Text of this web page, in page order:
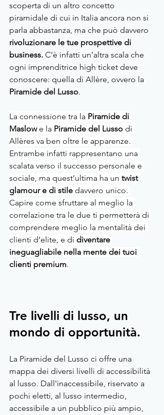
scoperta di un altro concetto
piramidale di cui in Italia ancora non si
parla abbastanza, ma che può davvero
rivoluzionare le tue prospettive di
business. C’è infatti un’altra scala che
ogni imprenditrice high ticket deve
conoscere: quella di Allère, ovvero la
Piramide del Lusso.
La connessione tra la Piramide di
Maslow e la Piramide del Lusso di
Allères va ben oltre le apparenze.
Entrambe infatti rappresentano una
scalata verso il successo personale e
sociale, ma quest’ultima ha un twist
glamour e di stile davvero unico.
Capire come sfruttare al meglio la
correlazione tra le due ti permetterà di
comprendere meglio la mentalità dei
clienti d’elite, e di diventare
ineguagliabile nella mente dei tuoi
clienti premium.
Tre livelli di lusso, un
mondo di opportunità.
La Piramide del Lusso ci offre una
mappa dei diversi livelli di accessibilità
al lusso. Dall'inaccessibile, riservato a
pochi eletti, al lusso intermedio,
accessibile a un pubblico più ampio,